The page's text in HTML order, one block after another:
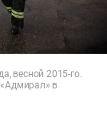
весной 2015-го.
в